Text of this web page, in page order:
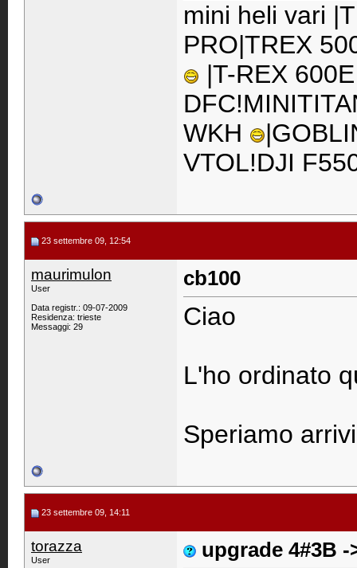
mini heli vari
PRO|TREX
|T-REX
WKH
VTOL!DJI
23 settembre 09, 12:54
maurimulon
User
Data registr.: 09-07-2009
Residenza: trieste
Messaggi: 29
cb100
Ciao
L'ho ordinato
Speriamo
23 settembre 09, 14:11
torazza
User upgrade 4#3B -